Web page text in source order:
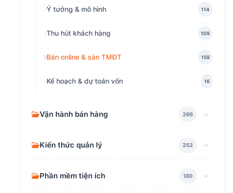
Ý tưởng & mô hình 114
Thu hút khách hàng 109
Bán online & sàn TMĐT 159
Kế hoạch & dự toán vốn 16
Vận hành bán hàng 266
Kiến thức quản lý 252
Phần mềm tiện ích 180